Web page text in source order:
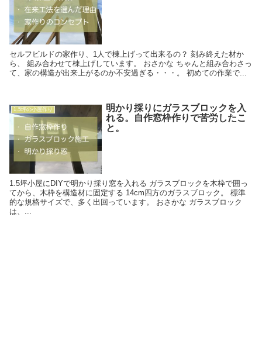
セルフビルドの家作り、1人で棟上げって出来るの？ 刻み終えた材か
ら、 組み合わせて棟上げしています。 おさかな ちゃんと組み合わさっ
て、家の構造が出来上がるのか不安過ぎる・・・。 初めての作業で...
1.5坪の小屋作り
明かり採りにガラスブロックを入
れる。自作窓枠作りで苦労したこ
と。
1.5坪小屋にDIYで明かり採り窓を入れる ガラスブロックを木枠で囲っ
てから、木枠を構造材に固定する 14cm四方のガラスブロック。 標準
的な規格サイズで、多く出回っています。 おさかな ガラスブロック
は、...